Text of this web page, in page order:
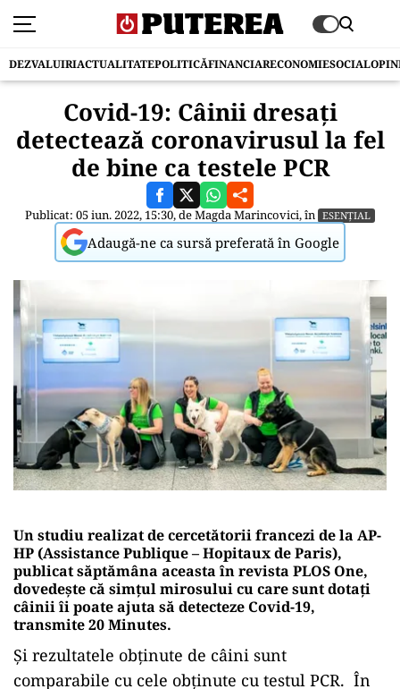
DEZVALUIRIACTUALITATEPOLITICĂFINANCIARECONOMIESOCIAL
Covid-19: Câinii dresați
detectează coronavirusul la fel
de bine ca testele PCR
Publicat: 05 iun. 2022, 15:30, deMagda Marincovici, în ESENȚIAL
Adaugă-ne ca sursă preferată în Google
Un studiu realizat de cercetătorii francezi de la AP-
HP (Assistance Publique – Hopitaux de Paris),
publicat săptămâna aceasta în revista PLOS One,
dovedește că simțul mirosului cu care sunt dotați
câinii îi poate ajuta să detecteze Covid-19,
transmite 20 Minutes.
Și rezultatele obținute de câini sunt
comparabile cu cele obținute cu testul PCR. În